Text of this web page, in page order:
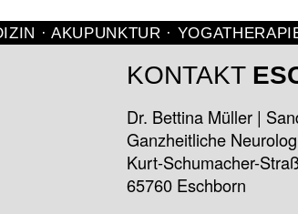
· AKUPUNKTUR ·
KONTAKT
Dr. Bettina Müller |
Ganzheitliche
Kurt-Schumacher-
65760 Eschborn